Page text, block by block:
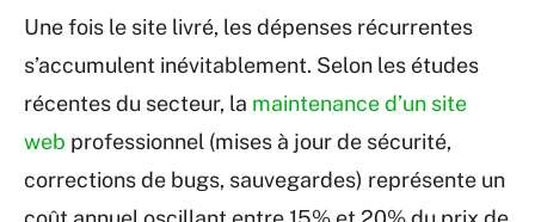
Une fois le site livré, les dépenses récurrentes
s’accumulent inévitablement. Selon les études
récentes du secteur, la maintenance d’un site
web professionnel (mises à jour de sécurité,
corrections de bugs, sauvegardes) représente un